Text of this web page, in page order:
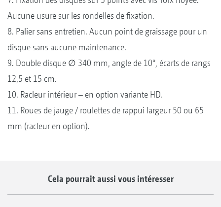
Aucune usure sur les rondelles de fixation.
8. Palier sans entretien. Aucun point de graissage pour un
disque sans aucune maintenance.
9. Double disque ∅ 340 mm, angle de 10°, écarts de rangs
12,5 et 15 cm.
10. Racleur intérieur – en option variante HD.
11. Roues de jauge / roulettes de rappui largeur 50 ou 65
mm (racleur en option).
Cela pourrait aussi vous intéresser